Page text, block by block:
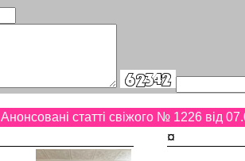
Анонсовані статті свіжого № 1226 від
¤